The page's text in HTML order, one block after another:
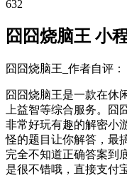
632
囧囧烧脑王 小
囧囧烧脑王_作者自评：
囧囧烧脑王是一款在休
上益智等综合服务。囧
非常好玩有趣的解密小
怪的题目让你解答，最
完全不知道正确答案到
是很不错哦，直接支付